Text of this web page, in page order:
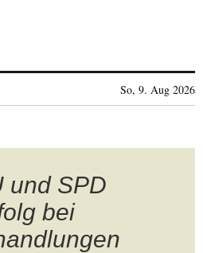
So, 9. Aug 2026
und SPD
bei